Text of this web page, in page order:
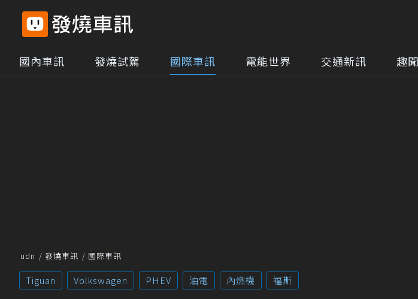
國內車訊 發燒試駕 國際車訊 電能世界 交通新訊 趣
udn 發燒車訊 國際車訊
Tiguan Volkswagen PHEV 油電 內燃機 福斯